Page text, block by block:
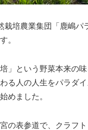
然栽培農業集団「鹿
。
」という野菜本来の
る人の人生をパラダ
めました。
の表参道で、クラフ